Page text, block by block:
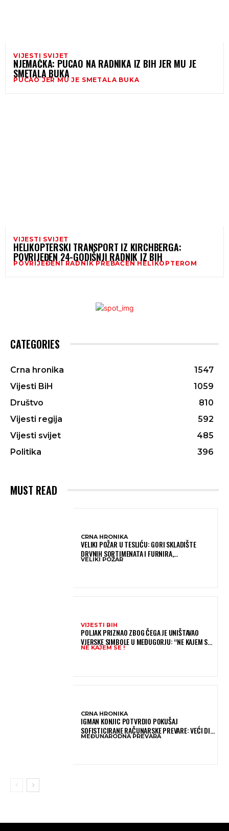
VIJESTI SVIJET
NJEMAČKA: PUCAO NA RADNIKA IZ BIH JER MU JE
SMETALA BUKA
PUCAO JER MU JE SMETALA BUKA
VIJESTI SVIJET
HELIKOPTERSKI TRANSPORT IZ KIRCHBERGA:
POVRIJEĐEN 24-GODIŠNJI RADNIK IZ BIH
POVRIJEĐENI RADNIK PREBAČEN HELIKOPTEROM
CATEGORIES
Crna hronika
1547
Vijesti BiH
1059
Društvo
810
Vijesti regija
592
Vijesti svijet
485
Politika
396
MUST READ
CRNA HRONIKA
VELIKI POŽAR U TESLIĆU: GORI SKLADIŠTE
DRVNIH SORTIMENATA I FURNIRA,
VATROGASCIMA STIŽE POMOĆ IZ VIŠE GRADOVA
VELIKI POŽAR
VIJESTI BIH
POLJAK PRIZNAO ZBOG ČEGA JE UNIŠTAVAO
VJERSKE SIMBOLE U MEĐUGORJU: “NE KAJEM SE I
PONOVIO BIH SVE”
NE KAJEM SE !
CRNA HRONIKA
IGMAN KONJIC POTVRDIO POKUŠAJ
SOFISTICIRANE RAČUNARSKE PREVARE: VEĆI DIO
NOVCA BLOKIRAN, OČEKUJE SE POVRAT
MEĐUNARODNA PREVARA